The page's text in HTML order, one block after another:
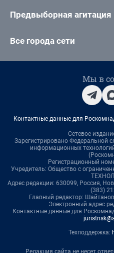
Предвыборная агитация
Все города сети
Мы в
Контактные данные для
Сетевое
Зарегистрировано Федеральной
информационных
Регистрационный
Учредитель: Общество с
Адрес редакции: 630099, Россия,
(383)
Главный редактор:
Электронный адрес
Контактные данные для
Техподдержка:
Редакция сайта не несет